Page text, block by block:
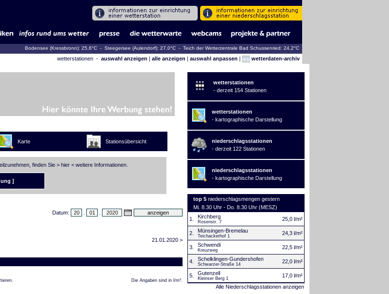
Bodensee (Kressbronn): 25,6°C - Steegersee (Aulendorf): 27,0°C - Teich der Wetterzentrale Bad Schussenried: 24,2°C
wetterstationen - auswahl anzeigen | alle anzeigen | auswahl anpassen | wetterdaten-archiv
Karte Stationsübersicht
finden Sie > hier < weitere Informationen.
]
Datum:
21.01.2020 >
Die Angaben sind in l/m².
wetterstationen
- derzeit 154 Stationen
wetterstationen
- kartographische Darstellung
niederschlagsstationen
- derzeit 122 Stationen
niederschlagsstationen
- kartographische Darstellung
top 5 niederschlagsmengen gestern
Mi. 8.30 Uhr - Do. 8.30 Uhr (MESZ)
1.
Kirchberg
Rosenstr. 7 25,0 l/m²
2. Münsingen-Bremelau
Teichackerhof 1 24,3 l/m²
3. Schwendi
Kreuzweg 22,5 l/m²
4. Schelklingen-Gundershofen
Schwarzer-Straße 14 22,0 l/m²
5. Gutenzell
Kleinser Berg 1
17,0 l/m²
Alle Niederschlagsstationen anzeigen